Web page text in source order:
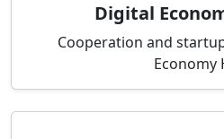
Digital
Cooperation and
Economy